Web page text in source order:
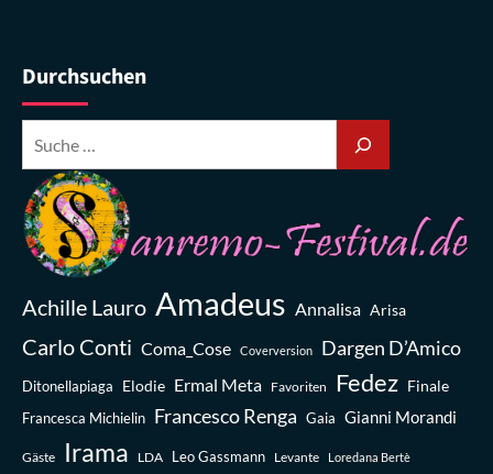
Durchsuchen
Achille Lauro Amadeus Annalisa Arisa
Carlo Conti Coma_Cose Coverversion Dargen D’Amico
Ditonellapiaga Elodie Ermal Meta Favoriten Fedez Finale
Francesca Michielin Francesco Renga Gaia Gianni Morandi
Gäste Irama LDA Leo Gassmann Levante Loredana Bertè